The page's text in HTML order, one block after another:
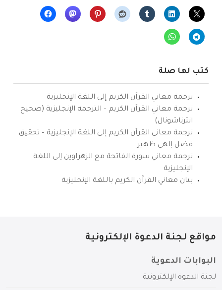
كتب لها صلة
ترجمة معاني القرآن الكريم إلى اللغة الإنجليزية
ترجمة معاني القرآن الكريم – الترجمة الإنجليزية (صحيح
انترناشونال)
ترجمة معاني القرآن الكريم إلى اللغة الإنجليزية – تحقيق
فضل إلهي ظهير
ترجمة معاني سورة الفاتحة مع الزهراوين إلى اللغة
الإنجليزية
بيان معاني القرآن الكريم باللغة الإنجليزية
مواقع لجنة الدعوة الإلكترونية
البوابات الدعوية
لجنة الدعوة الإلكترونية